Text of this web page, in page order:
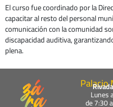
El curso fue coordinado por la
capacitar al resto del personal
comunicación con la comunidad
discapacidad auditiva,
plena.
Palacio
Lunes
de 7:30